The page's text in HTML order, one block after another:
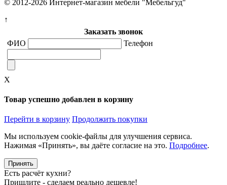
© 2012-2026 Интернет-магазин мебели "Мебельгуд"
↑
Заказать звонок
ФИО
Телефон
X
Товар успешно добавлен в корзину
Перейти в корзину Продолжить покупки
Мы используем cookie-файлы для улучшения сервиса.
Нажимая «Принять», вы даёте согласие на это. Подробнее.
Принять
Есть расчёт кухни?
Пришлите - сделаем реально дешевле!